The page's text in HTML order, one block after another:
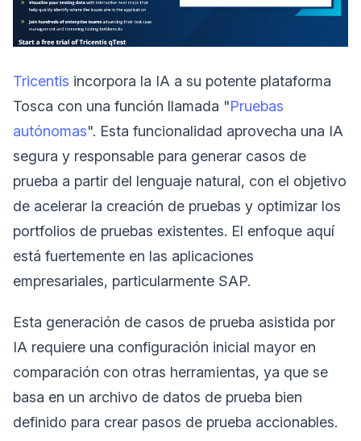
Tricentis incorpora la IA a su potente plataforma
Tosca con una función llamada "Pruebas
autónomas". Esta funcionalidad aprovecha una IA
segura y responsable para generar casos de
prueba a partir del lenguaje natural, con el objetivo
de acelerar la creación de pruebas y optimizar los
portfolios de pruebas existentes. El enfoque aquí
está fuertemente en las aplicaciones
empresariales, particularmente SAP.
Esta generación de casos de prueba asistida por
IA requiere una configuración inicial mayor en
comparación con otras herramientas, ya que se
basa en un archivo de datos de prueba bien
definido para crear pasos de prueba accionables.